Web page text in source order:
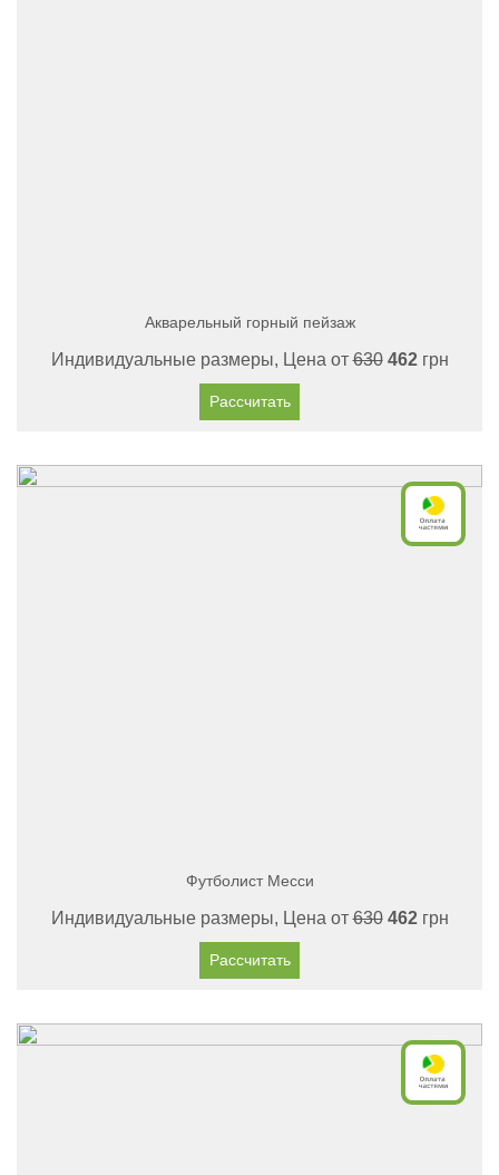
Акварельный горный пейзаж
Индивидуальные размеры, Цена от630 462грн
Рассчитать
Футболист Месси
Индивидуальные размеры, Цена от630 462грн
Рассчитать